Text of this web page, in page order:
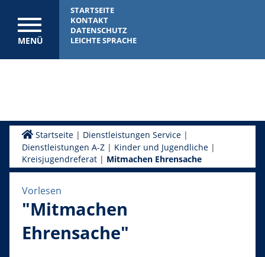
MENÜ
STARTSEITE
KONTAKT
DATENSCHUTZ
LEICHTE SPRACHE
Startseite| Dienstleistungen Service|
Dienstleistungen A-Z| Kinder und Jugendliche|
Kreisjugendreferat| Mitmachen Ehrensache
Vorlesen
"Mitmachen
Ehrensache"